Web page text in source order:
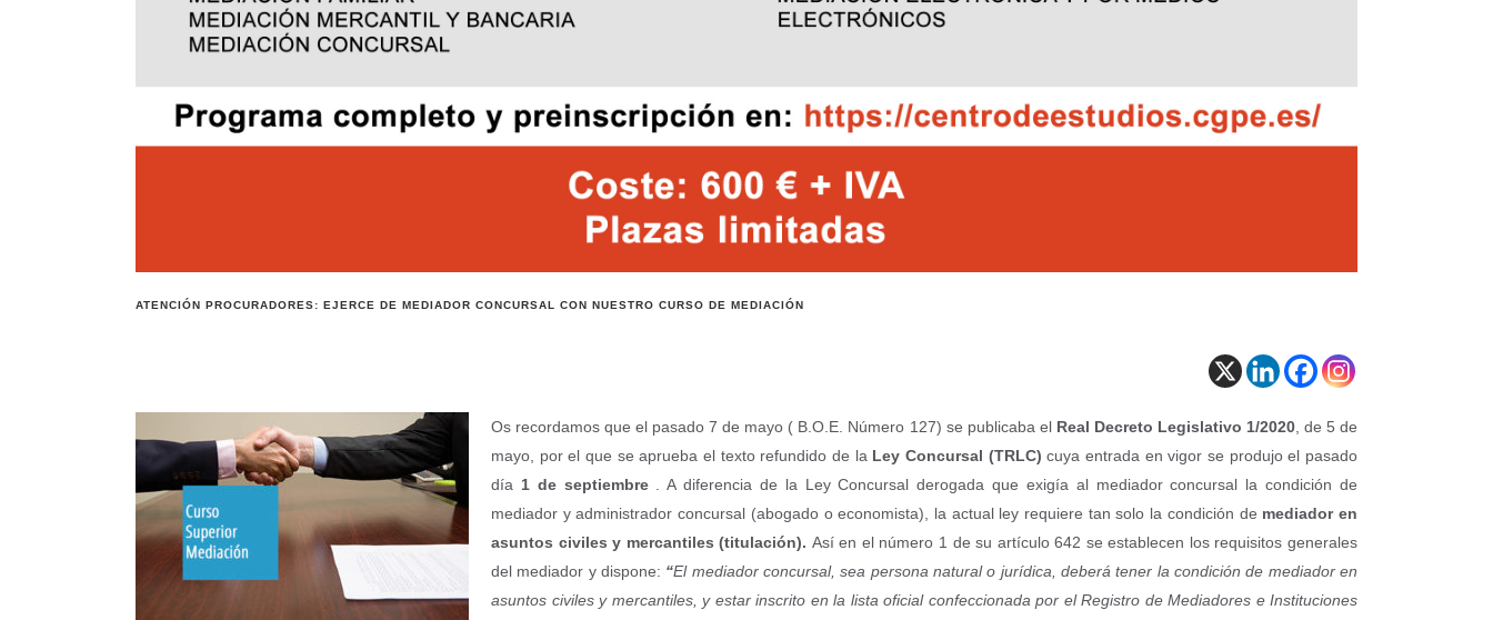
ATENCIÓN PROCURADORES: EJERCE DE MEDIADOR CONCURSAL CON NUESTRO CURSO DE MEDIACIÓN
Os recordamos que el pasado 7 de mayo ( B.O.E. Número 127) se publicaba el Real Decreto Legislativo 1/2020, de 5 de
mayo, por el que se aprueba el texto refundido de la Ley Concursal (TRLC)cuya entrada en vigor se produjo el pasado
día 1 de septiembre. A diferencia de la Ley Concursal derogada que exigía al mediador concursal la condición de
mediador y administrador concursal (abogado o economista), la actual ley requiere tan solo la condición de mediador en
asuntos civiles y mercantiles (titulación). Así en el número 1 de su artículo 642 se establecen los requisitos generales
del mediador y dispone: “El mediador concursal, sea persona natural o jurídica, deberá tener la condición de mediador en
asuntos civiles y mercantiles, y estar inscrito en la lista oficial confeccionada por el Registro de Mediadores e Instituciones